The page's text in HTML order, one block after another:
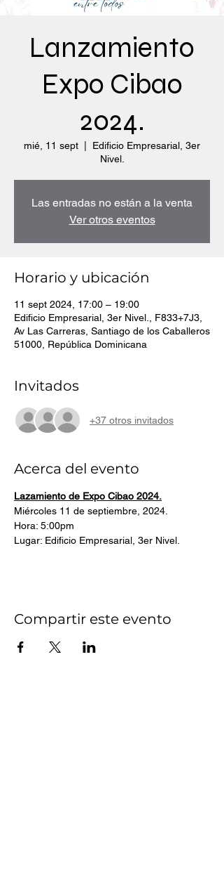
Lanzamiento
Expo Cibao
2024.
mié, 11 sept
Edificio Empresarial, 3er
Nivel.
Las entradas no están a la venta
Ver otros eventos
Horario y ubicación
11 sept 2024, 17:00 – 19:00
Edificio Empresarial, 3er Nivel., F833+7J3,
Av Las Carreras, Santiago de los Caballeros
51000, República Dominicana
Invitados
+37 otros invitados
Acerca del evento
Lazamiento de Expo Cibao 2024.
Miércoles 11 de septiembre, 2024.
Hora: 5:00pm
Lugar: Edificio Empresarial, 3er Nivel.
Compartir este evento